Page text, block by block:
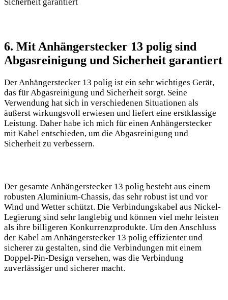
6. Mit Anhängerstecker 13 polig sind
Abgasreinigung und Sicherheit garantiert
Der Anhängerstecker 13 polig ist ein sehr wichtiges Gerät,
das für Abgasreinigung und Sicherheit sorgt. Seine
Verwendung hat sich in verschiedenen Situationen als
äußerst wirkungsvoll erwiesen und liefert eine erstklassige
Leistung. Daher habe ich mich für einen Anhängerstecker
mit Kabel entschieden, um die Abgasreinigung und
Sicherheit zu verbessern.
Der gesamte Anhängerstecker 13 polig besteht aus einem
robusten Aluminium-Chassis, das sehr robust ist und vor
Wind und Wetter schützt. Die Verbindungskabel aus Nickel-
Legierung sind sehr langlebig und können viel mehr leisten
als ihre billigeren Konkurrenzprodukte. Um den Anschluss
der Kabel am Anhängerstecker 13 polig effizienter und
sicherer zu gestalten, sind die Verbindungen mit einem
Doppel-Pin-Design versehen, was die Verbindung
zuverlässiger und sicherer macht.